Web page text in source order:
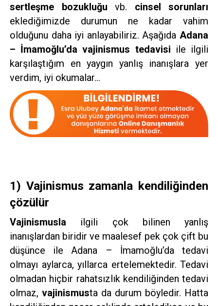
sertleşme
bozukluğu vb. cinsel
sorunları
eklediğimizde durumun ne kadar vahim
olduğunu daha iyi anlayabiliriz. Aşağıda Adana
– İmamoğlu’da vajinismus tedavisi ile ilgili
karşılaştığım en yaygın yanlış inanışlara yer
verdim, iyi okumalar…
1) Vajinismus zamanla kendiliğinden
çözülür
Vajinismusla ilgili çok bilinen yanlış
inanışlardan biridir ve maalesef pek çok çift bu
düşünce ile Adana – İmamoğlu’da tedavi
olmayı aylarca, yıllarca ertelemektedir. Tedavi
olmadan hiçbir rahatsızlık kendiliğinden tedavi
olmaz, vajinismusta da durum böyledir. Hatta